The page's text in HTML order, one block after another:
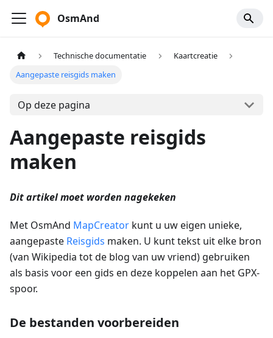
OsmAnd
Technische documentatie
Kaartcreatie
Aangepaste reisgids maken
Op deze pagina
Aangepaste reisgids
maken
Dit artikel moet worden nagekeken
Met OsmAnd MapCreator kunt u uw eigen unieke,
aangepaste Reisgids maken. U kunt tekst uit elke bron
(van Wikipedia tot de blog van uw vriend) gebruiken
als basis voor een gids en deze koppelen aan het GPX-
spoor.
De bestanden voorbereiden